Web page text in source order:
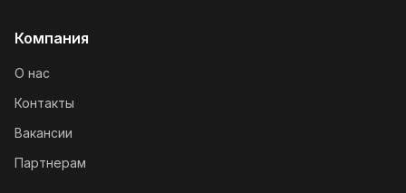
Компания
О нас
Контакты
Вакансии
Партнерам